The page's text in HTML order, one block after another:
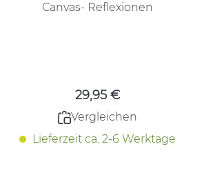
Canvas- Reflexionen
29,95 €
Vergleichen
Lieferzeit ca. 2-6 Werktage